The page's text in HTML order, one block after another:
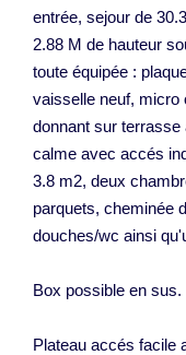
entrée, sejour de
2.88 M de hauteur
toute équipée :
vaisselle neuf, micro
donnant sur
calme avec accés
3.8 m2, deux
parquets, cheminée
douches/wc ainsi
Box possible en sus.
Plateau accés facile